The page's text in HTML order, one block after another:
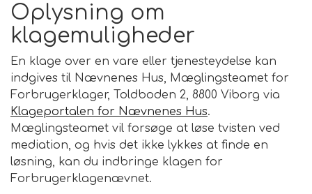
Oplysning om
klagemuligheder
En klage over en vare eller tjenesteydelse kan
indgives til Nævnenes Hus, Mæglingsteamet for
Forbrugerklager, Toldboden 2, 8800 Viborg via
Klageportalen for Nævnenes Hus.
Mæglingsteamet vil forsøge at løse tvisten ved
mediation, og hvis det ikke lykkes at finde en
løsning, kan du indbringe klagen for
Forbrugerklagenævnet.